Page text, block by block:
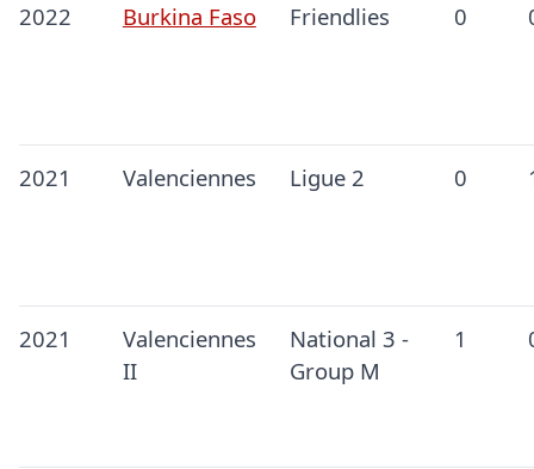
2022 Burkina Faso Friendlies 0
2021 Valenciennes Ligue 2 0
2021
Valenciennes
II
National 3 -
Group M
1